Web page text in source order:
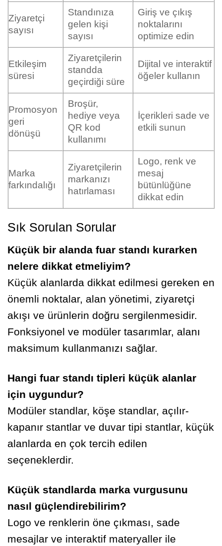
Ziyaretçi
sayısı
Standınıza
gelen kişi
sayısı
Giriş ve çıkış
noktalarını
optimize edin
Etkileşim
süresi
Ziyaretçilerin
standda
geçirdiği süre
Dijital ve interaktif
öğeler kullanın
Promosyon
geri
dönüşü
Broşür,
hediye veya
QR kod
kullanımı
İçerikleri sade ve
etkili sunun
Marka
farkındalığı
Ziyaretçilerin
markanızı
hatırlaması
Logo, renk ve
mesaj
bütünlüğüne
dikkat edin
Sık Sorulan Sorular
Küçük bir alanda fuar standı kurarken
nelere dikkat etmeliyim?
Küçük alanlarda dikkat edilmesi gereken en
önemli noktalar, alan yönetimi, ziyaretçi
akışı ve ürünlerin doğru sergilenmesidir.
Fonksiyonel ve modüler tasarımlar, alanı
maksimum kullanmanızı sağlar.
Hangi fuar standı tipleri küçük alanlar
için uygundur?
Modüler standlar, köşe standlar, açılır-
kapanır stantlar ve duvar tipi stantlar, küçük
alanlarda en çok tercih edilen
seçeneklerdir.
Küçük standlarda marka vurgusunu
nasıl güçlendirebilirim?
Logo ve renklerin öne çıkması, sade
mesajlar ve interaktif materyaller ile